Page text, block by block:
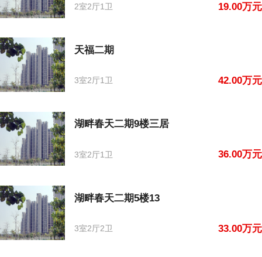
2室2厅1卫 19.00万元
天福二期
3室2厅1卫 42.00万元
湖畔春天二期9楼三居
3室2厅1卫 36.00万元
湖畔春天二期5楼13
3室2厅2卫 33.00万元